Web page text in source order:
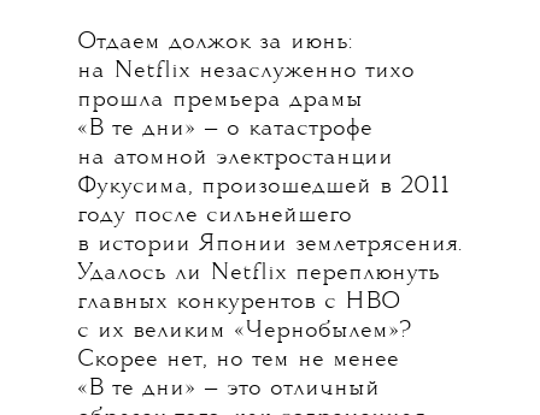
Отдаем должок за июнь:
на Netflix незаслуженно тихо
прошла премьера драмы
«В те дни» — о катастрофе
на атомной электростанции
Фукусима, произошедшей в 2011
году после сильнейшего
в истории Японии землетрясения.
Удалось ли Netflix переплюнуть
главных конкурентов с НВО
с их великим «Чернобылем»?
Скорее нет, но тем не менее
«В те дни» — это отличный